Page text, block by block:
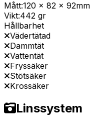
Mått:120 x 82 x 92mm
Vikt:442 gr
Hållbarhet
Vädertätad
Dammtät
Vattentät
Fryssäker
Stötsäker
Krossäker
Linssystem